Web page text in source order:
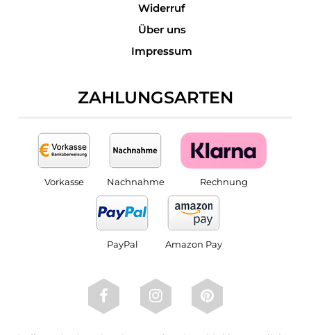
Widerruf
Über uns
Impressum
ZAHLUNGSARTEN
Vorkasse Nachnahme Rechnung
PayPal Amazon Pay